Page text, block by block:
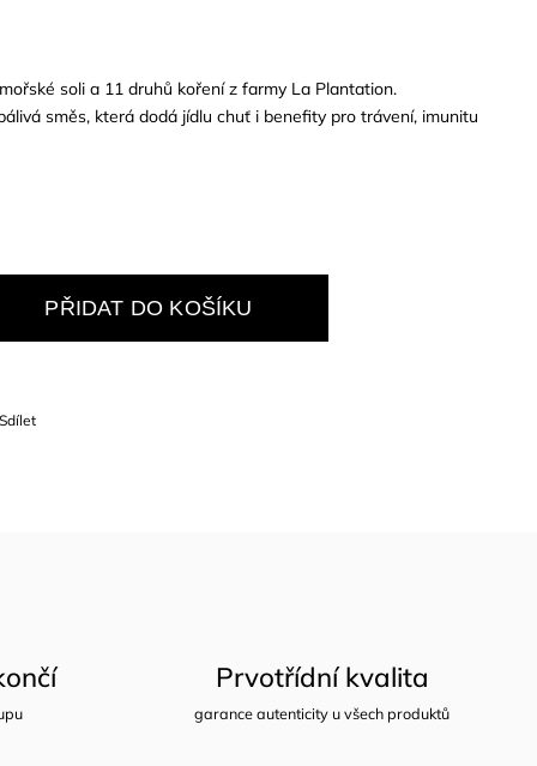
soli a 11 druhů koření z farmy La Plantation.
směs, která dodá jídlu chuť i benefity pro trávení, imunitu
PŘIDAT DO KOŠÍKU
Sdílet
Prvotřídní kvalita
garance autenticity u všech produktů